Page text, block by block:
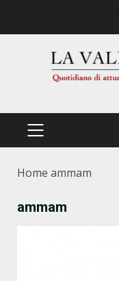
PRIMÄRES
Home ammam
ammam